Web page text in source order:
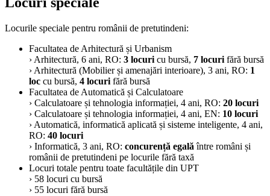
Locurile speciale pentru românii de pretutindeni:
Facultatea de Arhitectură și Urbanism
› Arhitectură, 6 ani, RO: 3 locuri cu bursă, 7 locuri fără bursă
› Arhitectură (Mobilier și amenajări interioare), 3 ani, RO: 1
loc cu bursă, 4 locuri fără bursă
Facultatea de Automatică și Calculatoare
› Calculatoare și tehnologia informației, 4 ani, RO: 20 locuri
› Calculatoare și tehnologia informației, 4 ani, EN: 10 locuri
› Automatică, informatică aplicată și sisteme inteligente, 4 ani,
RO: 40 locuri
› Informatică, 3 ani, RO: concurență egală între români și
românii de pretutindeni pe locurile fără taxă
Locuri totale pentru toate facultățile din UPT
› 58 locuri cu bursă
› 55 locuri fără bursă